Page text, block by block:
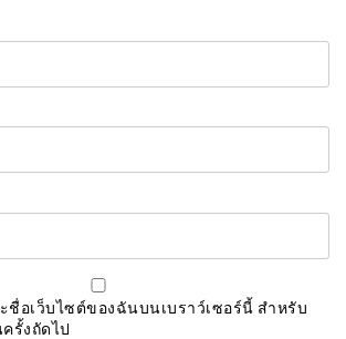
ชื่อเว็บไซต์ของฉันบนเบราว์เซอร์นี้ สำหรับ
รั้งถัดไป